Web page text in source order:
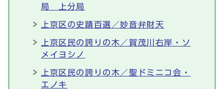
局 上分局
上京区の史蹟百選／妙音弁財天
上京区民の誇りの木／賀茂川右岸・ソ
メイヨシノ
上京区民の誇りの木／聖ドミニコ会・
エノキ